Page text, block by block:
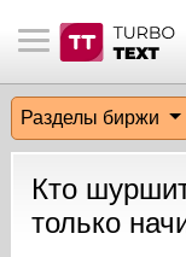
материалы
биржи
пользователи
сообщения
по форуму
Разделы биржи
Кто
только